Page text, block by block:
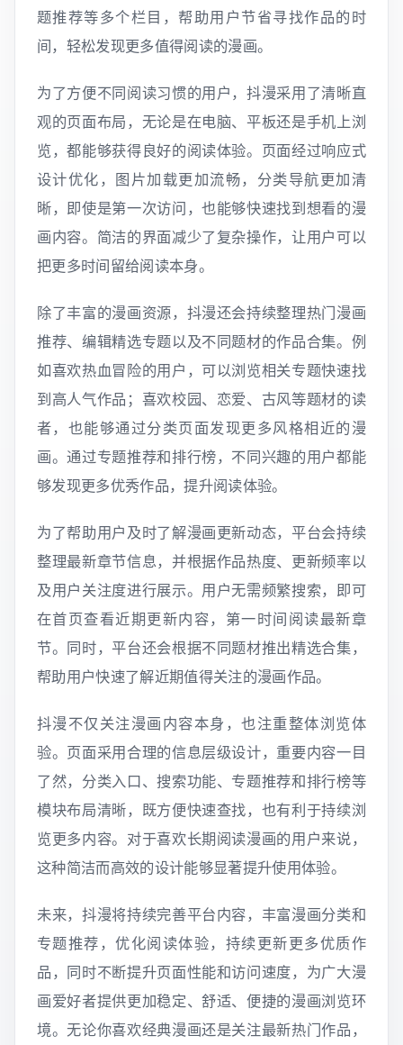
题推荐等多个栏目，帮助用户节省寻找作品的时
间，轻松发现更多值得阅读的漫画。
为了方便不同阅读习惯的用户，抖漫采用了清晰直
观的页面布局，无论是在电脑、平板还是手机上浏
览，都能够获得良好的阅读体验。页面经过响应式
设计优化，图片加载更加流畅，分类导航更加清
晰，即使是第一次访问，也能够快速找到想看的漫
画内容。简洁的界面减少了复杂操作，让用户可以
把更多时间留给阅读本身。
除了丰富的漫画资源，抖漫还会持续整理热门漫画
推荐、编辑精选专题以及不同题材的作品合集。例
如喜欢热血冒险的用户，可以浏览相关专题快速找
到高人气作品；喜欢校园、恋爱、古风等题材的读
者，也能够通过分类页面发现更多风格相近的漫
画。通过专题推荐和排行榜，不同兴趣的用户都能
够发现更多优秀作品，提升阅读体验。
为了帮助用户及时了解漫画更新动态，平台会持续
整理最新章节信息，并根据作品热度、更新频率以
及用户关注度进行展示。用户无需频繁搜索，即可
在首页查看近期更新内容，第一时间阅读最新章
节。同时，平台还会根据不同题材推出精选合集，
帮助用户快速了解近期值得关注的漫画作品。
抖漫不仅关注漫画内容本身，也注重整体浏览体
验。页面采用合理的信息层级设计，重要内容一目
了然，分类入口、搜索功能、专题推荐和排行榜等
模块布局清晰，既方便快速查找，也有利于持续浏
览更多内容。对于喜欢长期阅读漫画的用户来说，
这种简洁而高效的设计能够显著提升使用体验。
未来，抖漫将持续完善平台内容，丰富漫画分类和
专题推荐，优化阅读体验，持续更新更多优质作
品，同时不断提升页面性能和访问速度，为广大漫
画爱好者提供更加稳定、舒适、便捷的漫画浏览环
境。无论你喜欢经典漫画还是关注最新热门作品，